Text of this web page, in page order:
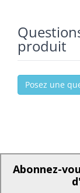
produit
Posez une